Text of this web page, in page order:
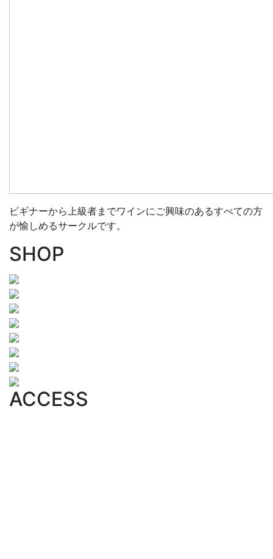
ビギナーから上級者までワインにご興味のあるすべての方
が愉しめるサークルです。
SHOP
ACCESS